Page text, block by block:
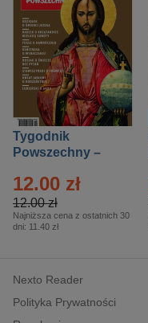
Tygodnik
Powszechny –
12.00 zł
12.00 zł
Najniższa cena z ostatnich 30
dni: 11.40 zł
Nexto Reader
Polityka Prywatności